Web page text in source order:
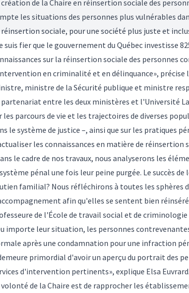
création de la Chaire en réinsertion sociale des
les situations des personnes plus vulnérables
réinsertion sociale, pour une société plus juste et
suis fier que le gouvernement du Québec investisse
sur la réinsertion sociale des personnes
en criminalité et en délinquance», précise
ministre de la Sécurité publique et ministre
partenariat entre les deux ministères et l'Université
les parcours de vie et les trajectoires de diverses
le système de justice –, ainsi que sur les pratiques
les connaissances en matière de
le cadre de nos travaux, nous analyserons les
pénal une fois leur peine purgée. Le succès
familial? Nous réfléchirons à toutes les sphères
afin qu'elles se sentent bien
de l'École de travail social et de
importe leur situation, les personnes
après une condamnation pour une infraction
primordial d'avoir un aperçu du portrait des
d'intervention pertinents», explique Elsa Euvrard.
volonté de la Chaire est de rapprocher les